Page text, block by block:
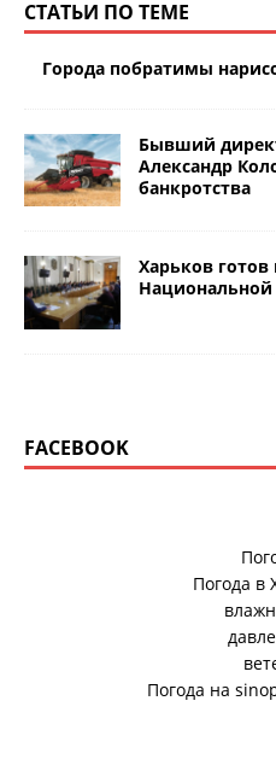
СТАТЬИ ПО ТЕМЕ
Города побратимы
Бывший
Александр
банкротства
Харьков
FACEBOOK
Погода в
Погода на